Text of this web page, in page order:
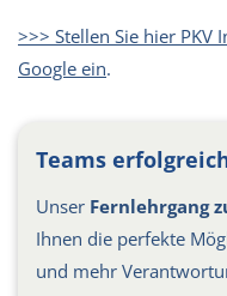
>>> Stellen Sie hier PKV
Google ein.
Teams
Unser Fernlehrgang
Ihnen die perfekte
und mehr